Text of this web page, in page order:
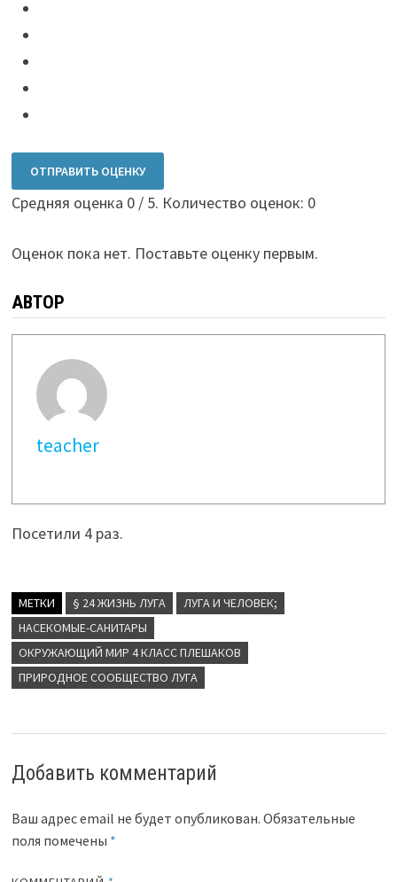
ОТПРАВИТЬ ОЦЕНКУ
Средняя оценка 0/ 5. Количество оценок: 0
Оценок пока нет. Поставьте оценку первым.
АВТОР
teacher
Посетили 4 раз.
МЕТКИ § 24 ЖИЗНЬ ЛУГА
ЛУГА И ЧЕЛОВЕК;
НАСЕКОМЫЕ-САНИТАРЫ
ОКРУЖАЮЩИЙ МИР 4 КЛАСС ПЛЕШАКОВ
ПРИРОДНОЕ СООБЩЕСТВО ЛУГА
Добавить комментарий
Ваш адрес email не будет опубликован. Обязательные
поля помечены *